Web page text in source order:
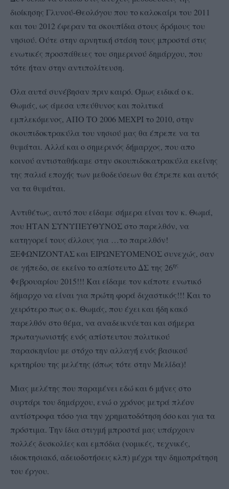
διοίκησης Γλυνού-Θεολόγου που το καλοκαίρι του 2011
και του 2012 έφεραν τα σκουπίδια στους δρόμους του
νησιού. Ούτε στην αρνητική στάση τους μπροστά στις
ενωτικές προσπάθειες του σημερινού δημάρχου, που
τότε ήταν στην αντιπολίτευση.
Όλα αυτά συνέβησαν πριν καιρό. Όμως ειδικά ο κ.
Θωμάς, ως άμεσα υπεύθυνος και πολιτικά
εμπλεκόμενος, ΑΠΟ ΤΟ 2006 ΜΕΧΡΙ το 2010, στην
σκουπιδοκτρακύλα του νησιού μας θα έπρεπε να τα
θυμάται. Αλλά και ο σημερινός δήμαρχος, που απο
κοινού αντισταθήκαμε στην σκουπιδοκατρακύλα εκείνης
της παλιά εποχής των μεθοδεύσεων θα έπρεπε και αυτός
να τα θυμάται.
Αντιθέτως, αυτό που είδαμε σήμερα είναι τον κ. Θωμά,
που ΗΤΑΝ ΣΥΝΥΠΕΥΘΥΝΟΣ στο παρελθόν, να
κατηγορεί τους άλλους για …το παρελθόν!
ΞΕΦΩΝΙΖΟΝΤΑΣ και ΕΙΡΩΝΕΥΟΜΕΝΟΣ συνεχώς, σαν
σε γήπεδο, σε εκείνο το απίστευτο ΔΣ της 26ης
Φεβρουαρίου 2015!!! Και είδαμε τον κάποτε ενωτικό
δήμαρχο να είναι για πρώτη φορά διχαστικός!!! Και το
χειρότερο πως οκ. Θωμάς, που έχει και ήδη κακό
παρελθόν στο θέμα, να αναδεικνύεται και σήμερα
πρωταγωνιστής ενός απίστευτου πολιτικού
παρασκηνίου με στόχο την αλλαγή ενός βασικού
κριτηρίου της μελέτης (όπως τότε στην Μελίδα)!
Μιας μελέτης που παραμένει εδώ και 6 μήνες στο
συρτάρι του δημάρχου, ενώ ο χρόνος μετρά πλέον
αντίστροφα τόσο για την χρηματοδότηση όσο και για τα
πρόστιμα. Την ίδια στιγμή μπροστά μας υπάρχουν
πολλές δυσκολίες και εμπόδια (νομικές, τεχνικές,
ιδιοκτησιακό, αδειοδοτήσεις κλπ) μέχρι την δημοπράτηση
του έργου.